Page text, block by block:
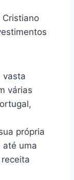
Cristiano
vasta
várias
própria
até uma